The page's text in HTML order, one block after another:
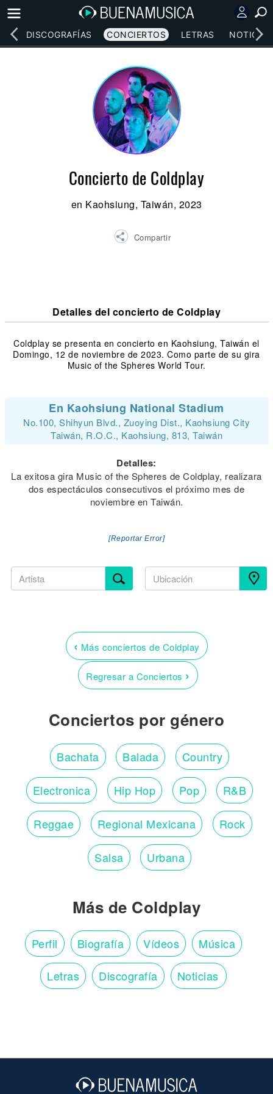
DISCOGRAFÍAS CONCIERTOS LETRAS NOTICIAS
Concierto de Coldplay
en Kaohsiung, Taiwán, 2023
Compartir
Detalles del concierto de Coldplay
Coldplay se presenta en concierto en Kaohsiung, Taiwán el
Domingo, 12 de noviembre de 2023. Como parte de su gira
Music of the Spheres World Tour.
En Kaohsiung National Stadium
No.100, Shihyun Blvd., Zuoying Dist., Kaohsiung City
Taiwán, R.O.C., Kaohsiung, 813, Taiwán
Detalles:
La exitosa gira Music of the Spheres de Coldplay, realizara
dos espectáculos consecutivos el próximo mes de
noviembre en Taiwán.
[Reportar Error]
‹ Más conciertos de Coldplay
Regresar a Conciertos ›
Conciertos por género
Bachata Balada Country
Electronica Hip Hop Pop R&B
Reggae Regional Mexicana Rock
Salsa Urbana
Más de Coldplay
Perfil Biografía Vídeos Música
Letras Discografía Noticias